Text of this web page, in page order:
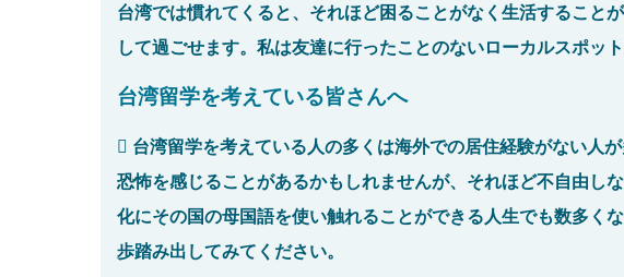
台湾では慣れてくると、それほど困ることがなく生活すること
して過ごせます。私は友達に行ったことのないローカルスポッ
台湾留学を考えている皆さんへ
 台湾留学を考えている人の多くは海外での居住経験がない人
恐怖を感じることがあるかもしれませんが、それほど不自由し
化にその国の母国語を使い触れることができる人生でも数多く
歩踏み出してみてください。